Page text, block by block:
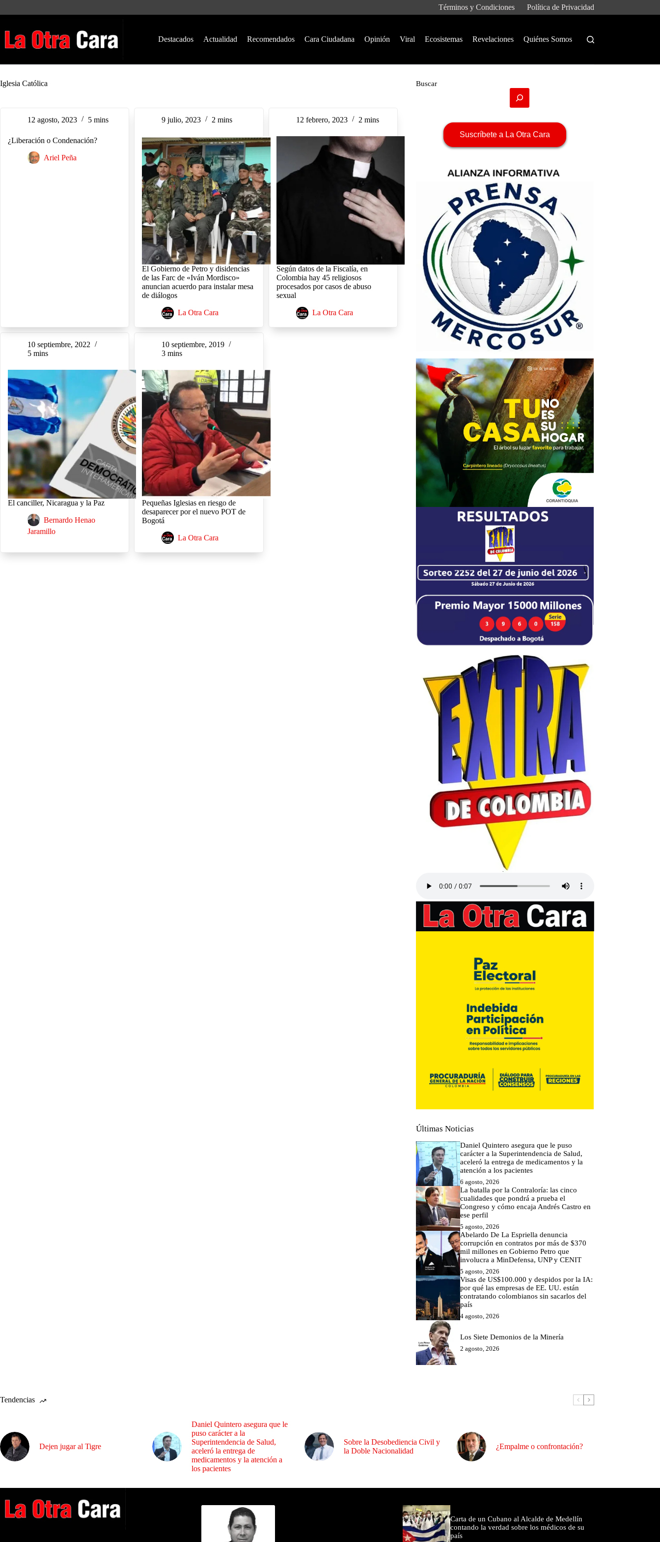
Términos y Condiciones Política de Privacidad
Destacados Actualidad Recomendados Cara Ciudadana Opinión Viral Ecosistemas Revelaciones Quiénes Somos
Iglesia Católica
12 agosto, 2023 5 mins
¿Liberación o Condenación?
Ariel Peña
9 julio, 2023 2 mins
El Gobierno de Petro y disidencias
de las Farc de «Iván Mordisco»
anuncian acuerdo para instalar mesa
de diálogos
La Otra Cara
12 febrero, 2023 2 mins
Según datos de la Fiscalía, en
Colombia hay 45 religiosos
procesados por casos de abuso
sexual
La Otra Cara
10 septiembre, 2022
5 mins
El canciller, Nicaragua y la Paz
Bernardo Henao
Jaramillo
10 septiembre, 2019
3 mins
Pequeñas Iglesias en riesgo de
desaparecer por el nuevo POT de
Bogotá
La Otra Cara
Buscar
Suscríbete a La Otra Cara
Últimas Noticias
Daniel Quintero asegura que le puso
carácter a la Superintendencia de Salud,
aceleró la entrega de medicamentos y la
atención a los pacientes
6 agosto, 2026
La batalla por la Contraloría: las cinco
cualidades que pondrá a prueba el
Congreso y cómo encaja Andrés Castro en
ese perfil
5 agosto, 2026
Abelardo De La Espriella denuncia
corrupción en contratos por más de $370
mil millones en Gobierno Petro que
involucra a MinDefensa, UNP y CENIT
5 agosto, 2026
Visas de US$100.000 y despidos por la IA:
por qué las empresas de EE. UU. están
contratando colombianos sin sacarlos del
país
4 agosto, 2026
Los Siete Demonios de la Minería
2 agosto, 2026
Tendencias
Dejen jugar al Tigre
Daniel Quintero asegura que le
puso carácter a la
Superintendencia de Salud,
aceleró la entrega de
medicamentos y la atención a
los pacientes
Sobre la Desobediencia Civil y
la Doble Nacionalidad
¿Empalme o confrontación?
Carta de un Cubano al Alcalde de Medellín
contando la verdad sobre los médicos de su
país